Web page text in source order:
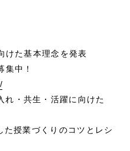
けた基本理念を発表
集中！
れ・共生・活躍に向けた
た授業づくりのコツとレシ